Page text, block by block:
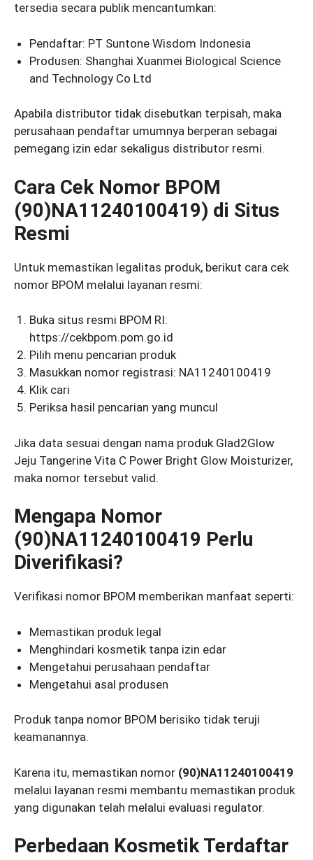
tersedia secara publik mencantumkan:
Pendaftar: PT Suntone Wisdom Indonesia
Produsen: Shanghai Xuanmei Biological Science
and Technology Co Ltd
Apabila distributor tidak disebutkan terpisah, maka
perusahaan pendaftar umumnya berperan sebagai
pemegang izin edar sekaligus distributor resmi.
Cara Cek Nomor BPOM
(90)NA11240100419) di Situs
Resmi
Untuk memastikan legalitas produk, berikut cara cek
nomor BPOM melalui layanan resmi:
Buka situs resmi BPOM RI:
https://cekbpom.pom.go.id
Pilih menu pencarian produk
Masukkan nomor registrasi: NA11240100419
Klik cari
Periksa hasil pencarian yang muncul
Jika data sesuai dengan nama produk Glad2Glow
Jeju Tangerine Vita C Power Bright Glow Moisturizer,
maka nomor tersebut valid.
Mengapa Nomor
(90)NA11240100419 Perlu
Diverifikasi?
Verifikasi nomor BPOM memberikan manfaat seperti:
Memastikan produk legal
Menghindari kosmetik tanpa izin edar
Mengetahui perusahaan pendaftar
Mengetahui asal produsen
Produk tanpa nomor BPOM berisiko tidak teruji
keamanannya.
Karena itu, memastikan nomor (90)NA11240100419
melalui layanan resmi membantu memastikan produk
yang digunakan telah melalui evaluasi regulator.
Perbedaan Kosmetik Terdaftar